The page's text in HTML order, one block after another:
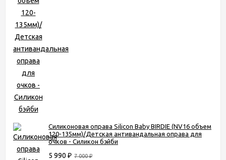
Силиконовая оправа Silicon Baby BIRDIE (NV16 объем
120-135мм)/Детская антивандальная оправа для
очков - Силикон бэйби
5 990 ₽ 7 000₽